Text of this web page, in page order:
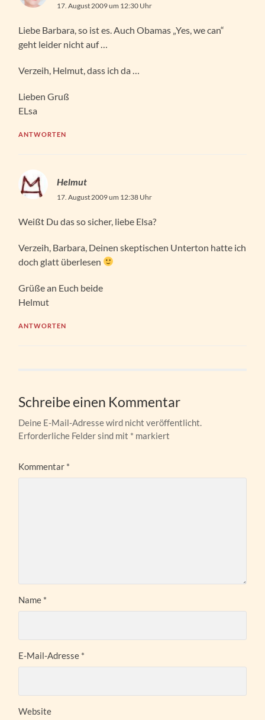
17. August 2009 um 12:30 Uhr
Liebe Barbara, so ist es. Auch Obamas „Yes, we can“
geht leider nicht auf …
Verzeih, Helmut, dass ich da …
Lieben Gruß
ELsa
ANTWORTEN
Helmut
17. August 2009 um 12:38 Uhr
Weißt Du das so sicher, liebe Elsa?
Verzeih, Barbara, Deinen skeptischen Unterton hatte ich
doch glatt überlesen
Grüße an Euch beide
Helmut
ANTWORTEN
Schreibe einen Kommentar
Deine E-Mail-Adresse wird nicht veröffentlicht.
Erforderliche Felder sind mit * markiert
Kommentar *
Name *
E-Mail-Adresse *
Website